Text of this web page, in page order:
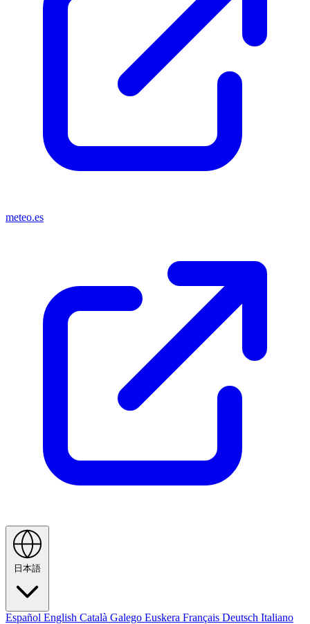
meteo.es
日本語
Español English Català Galego Euskera Français Deutsch Italiano